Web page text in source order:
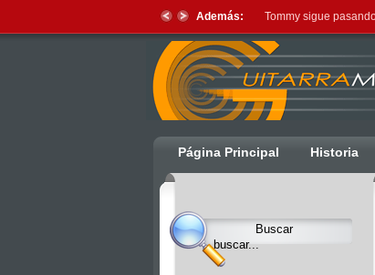
Además: Tommy sigue
Página Principal Historia
Ulti
Clocks,
an
Ulti
Joomla
product